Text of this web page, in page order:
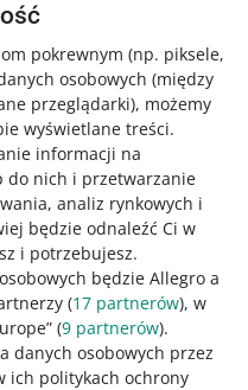
pokrewnym (np. piksele,
osobowych (między
przeglądarki), możemy
wyświetlane treści.
informacji na
do nich i przetwarzanie
analiz rynkowych i
będzie odnaleźć Ci w
i potrzebujesz.
będzie Allegro a
(17 partnerów), w
(9 partnerów).
danych osobowych przez
ich politykach ochrony
takiej
i skorzystaj z
i
zgłoszenie jest
Możesz
sytuacji.